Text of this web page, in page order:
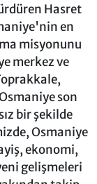
Hasret
en
misyonunu
merkez ve
son
bir şekilde
Osmaniye
ekonomi,
gelişmeleri